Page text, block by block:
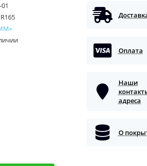
Оплата
Наши
адреса
О